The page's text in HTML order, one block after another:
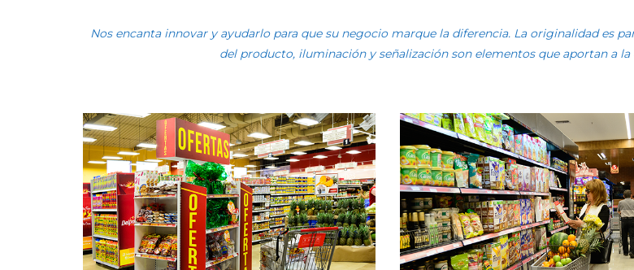
Nos encanta innovar y ayudarlo para que su negocio marque la diferencia. La originalidad es
del producto, iluminación y señalización son elementos que aportan a